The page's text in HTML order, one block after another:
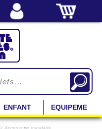
ENFANT EQUIPEMENT
> Accessoire escalade